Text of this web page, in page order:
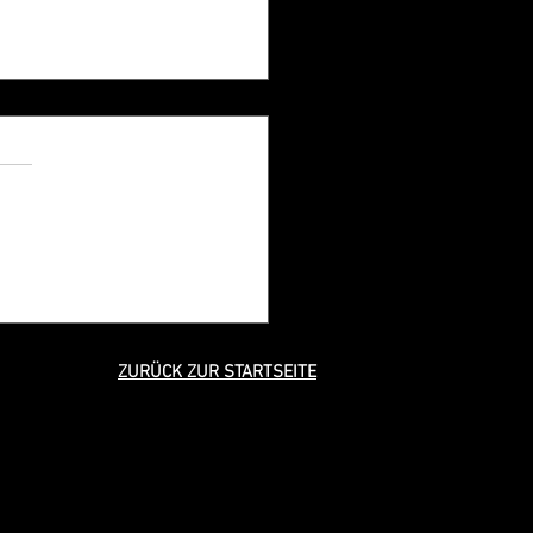
ZURÜCK ZUR STARTSEITE